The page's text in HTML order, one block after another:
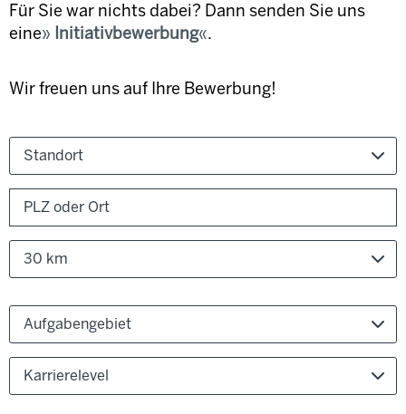
Für Sie war nichts dabei? Dann senden Sie uns
eine
Initiativbewerbung .
Wir freuen uns auf Ihre Bewerbung!
Standort
30 km
Aufgabengebiet
Karrierelevel